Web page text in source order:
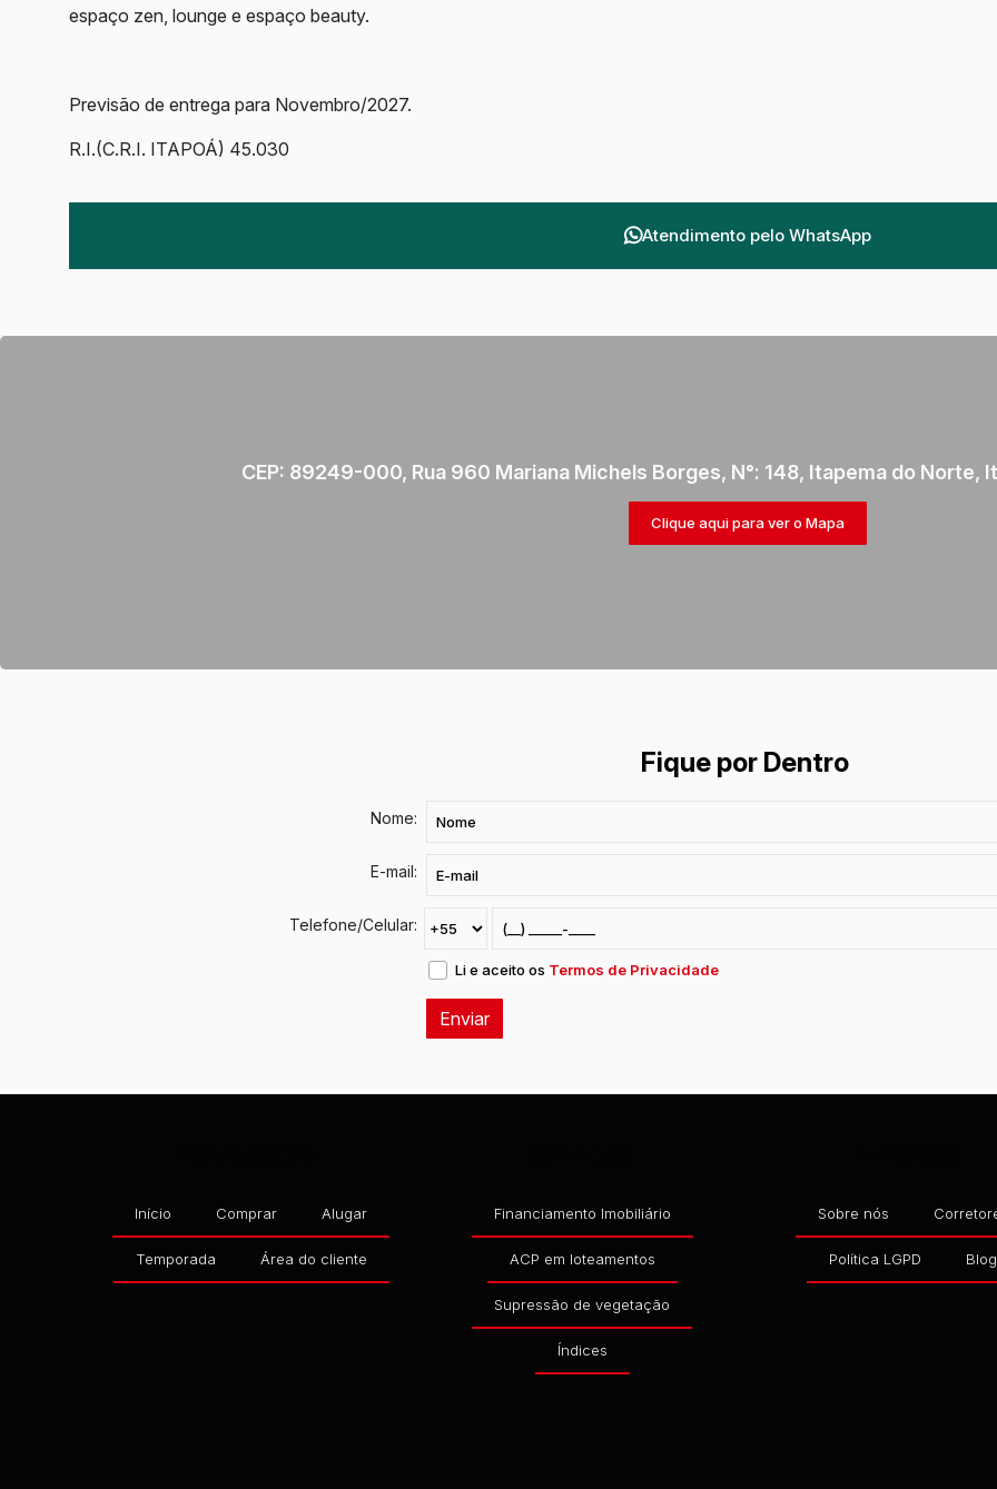
espaço zen, lounge e espaço beauty.
Previsão de entrega para Novembro/2027.
R.I.(C.R.I. ITAPOÁ) 45.030
Atendimento pelo WhatsApp
CEP: 89249-000, Rua 960 Mariana Michels Borges, N°: 148, Itapema do Norte,
Clique aqui para ver o Mapa
Fique por Dentro
Nome:
E-mail:
Telefone/Celular:
Li e aceito os Termos de Privacidade
Início Comprar Alugar
Temporada Área do cliente
Financiamento Imobiliário
ACP em loteamentos
Supressão de vegetação
Índices
Sobre nós
Política LGPD Blog